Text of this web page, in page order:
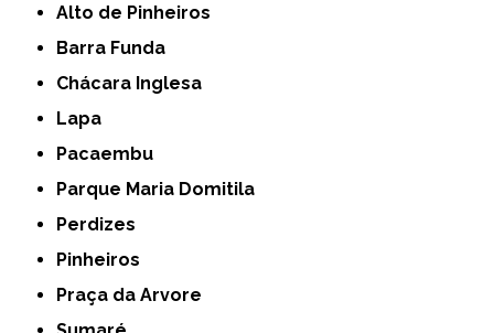
Alto de Pinheiros
Barra Funda
Chácara Inglesa
Lapa
Pacaembu
Parque Maria Domitila
Perdizes
Pinheiros
Praça da Arvore